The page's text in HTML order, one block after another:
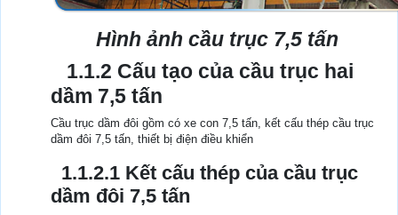
Hình ảnh cầu trục 7,5 tấn
1.1.2 Cấu tạo của cầu trục hai
dầm 7,5 tấn
Cầu trục dầm đôi gồm có xe con 7,5 tấn, kết cấu thép cầu trục
dầm đôi 7,5 tấn, thiết bị điện điều khiển
1.1.2.1 Kết cấu thép của cầu trục
dầm đôi 7,5 tấn